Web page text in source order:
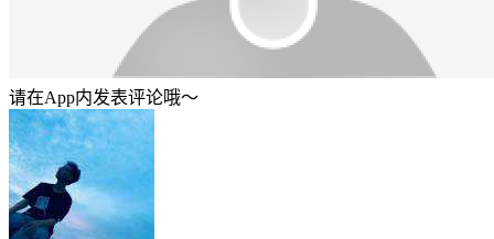
请在App内发表评论哦～